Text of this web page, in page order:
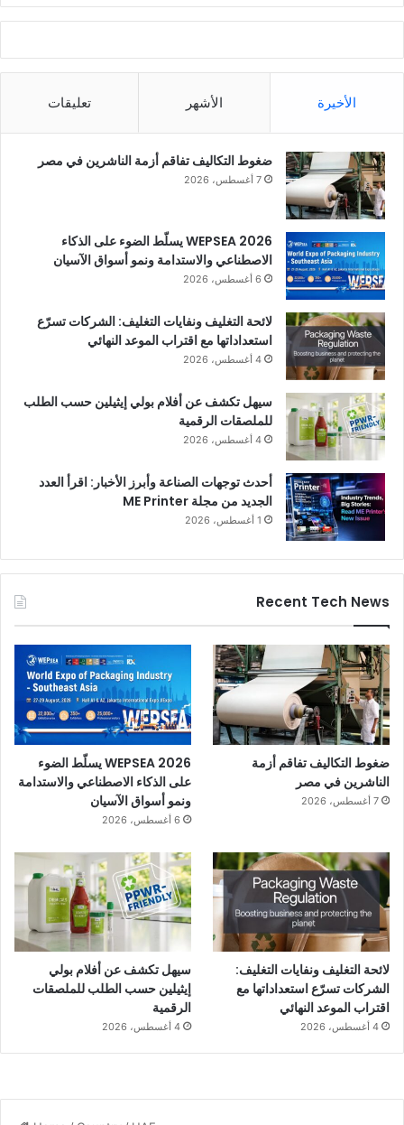
الأخيرة الأشهر تعليقات
ضغوط التكاليف تفاقم أزمة الناشرين في مصر
7 أغسطس، 2026
WEPSEA 2026 يسلّط الضوء على الذكاء
الاصطناعي والاستدامة ونمو أسواق الآسيان
6 أغسطس، 2026
لائحة التغليف ونفايات التغليف: الشركات تسرّع
استعداداتها مع اقتراب الموعد النهائي
4 أغسطس، 2026
سيهل تكشف عن أفلام بولي إيثيلين حسب الطلب
للملصقات الرقمية
4 أغسطس، 2026
أحدث توجهات الصناعة وأبرز الأخبار: اقرأ العدد
الجديد من مجلة ME Printer
1 أغسطس، 2026
Recent Tech News
ضغوط التكاليف تفاقم أزمة
الناشرين في مصر
7 أغسطس، 2026
WEPSEA 2026 يسلّط الضوء
على الذكاء الاصطناعي والاستدامة
ونمو أسواق الآسيان
6 أغسطس، 2026
لائحة التغليف ونفايات التغليف:
الشركات تسرّع استعداداتها مع
اقتراب الموعد النهائي
4 أغسطس، 2026
سيهل تكشف عن أفلام بولي
إيثيلين حسب الطلب للملصقات
الرقمية
4 أغسطس، 2026